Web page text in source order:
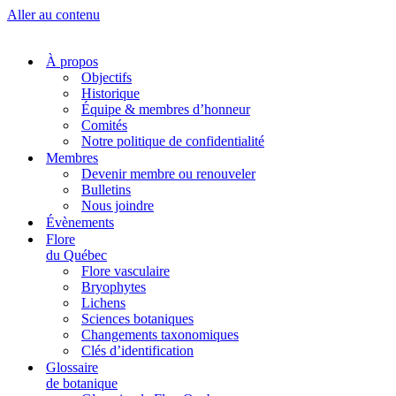
Aller au contenu
À propos
Objectifs
Historique
Équipe & membres d’honneur
Comités
Notre politique de confidentialité
Membres
Devenir membre ou renouveler
Bulletins
Nous joindre
Évènements
Flore
du Québec
Flore vasculaire
Bryophytes
Lichens
Sciences botaniques
Changements taxonomiques
Clés d’identification
Glossaire
de botanique